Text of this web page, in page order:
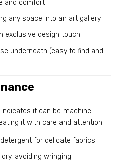
and comfort
any space into an art gallery
exclusive design touch
underneath (easy to find and
it can be machine
it with care and attention:
for delicate fabrics
avoiding wringing